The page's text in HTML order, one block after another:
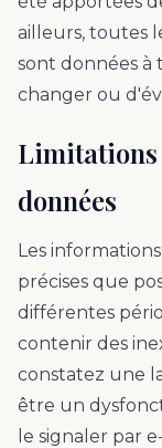
ailleurs, toutes
sont données à
changer ou
Limitations
données
Les
précises que
différentes
contenir des
constatez une
être un
le signaler par